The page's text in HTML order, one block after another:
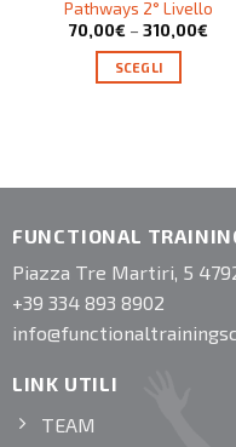
Pathways 2° Livello
70,00€ – 310,00€
SCEGLI
FUNCTIONAL
Piazza Tre Martiri, 5
+39 334 893 8902
LINK UTILI
TEAM